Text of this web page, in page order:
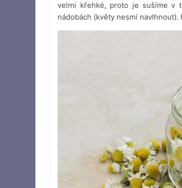
velmi křehké, proto je sušíme v
nádobách (květy nesmí